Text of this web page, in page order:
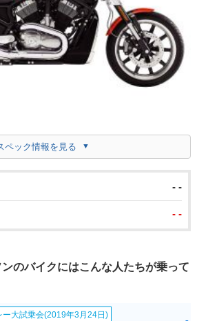
ペック情報を見る
- -
- -
のバイクにはこんな人たちが乗って
ー大試乗会(2019年3月24日)